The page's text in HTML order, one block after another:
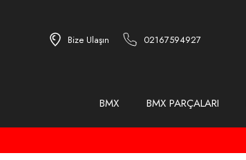
Bize Ulaşın 02167594927
BMX BMX PARÇALARI